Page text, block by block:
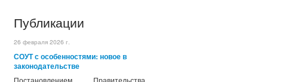
Публикации
26 февраля 2026 г.
СОУТ с особенностями: новое в
законодательстве